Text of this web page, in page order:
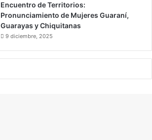
Encuentro de Territorios:
Pronunciamiento de Mujeres Guaraní,
Guarayas y Chiquitanas
9 diciembre, 2025